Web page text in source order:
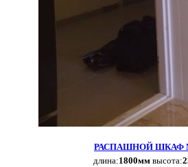
РАСПАШНОЙ ШКАФ
длина:1800мм высота: